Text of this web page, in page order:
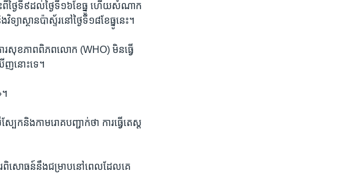
ះ​ពី​ថ្ងៃ​ទី​៩​ដល់​ថ្ងៃ​ទី​១៦​ខែ​ធ្នូ ​ហើយ​សំណាក​
ស្ថាន​ប៉ាស្ទ័រ​នៅ​ថ្ងៃ​ទី​១៨​ខែ​ធ្នូ​នេះ។
ារ​សុខភាព​ពិភពលោក (WHO) មិន​ធ្វើ​
ើញ​នោះ​ទេ។
និង​កាមរោគ​បញ្ជាក់​ថា ការ​ធ្វើ​តេស្ត​
ន្ទីរ​ពិសោធន៍​នឹង​ជម្រាប​នៅ​ពេល​ដែល​គេ​